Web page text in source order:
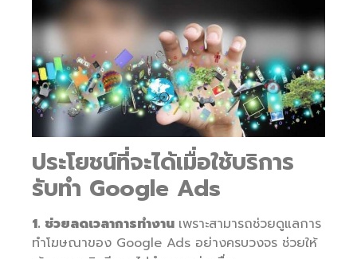
ประโยชน์ที่จะได้เมื่อใช้บริการ
รับทำ Google Ads
1. ช่วยลดเวลาการทำงาน เพราะสามารถช่วยดูแลการ
ทำโฆษณาของ Google Ads อย่างครบวงจร ช่วยให้